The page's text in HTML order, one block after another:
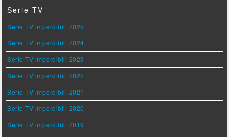
Serie TV
Serie TV imperdibili 2025
Serie TV imperdibili 2024
Serie TV imperdibili 2023
Serie TV imperdibili 2022
Serie TV imperdibili 2021
Serie TV imperdibili 2020
Serie TV imperdibili 2019